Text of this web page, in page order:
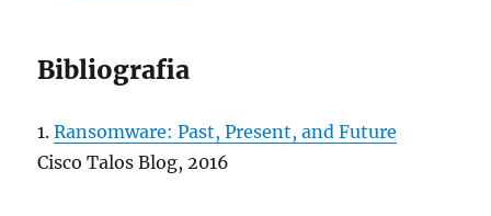
Bibliografia
1.Ransomware: Past, Present, and Future
Cisco Talos Blog, 2016